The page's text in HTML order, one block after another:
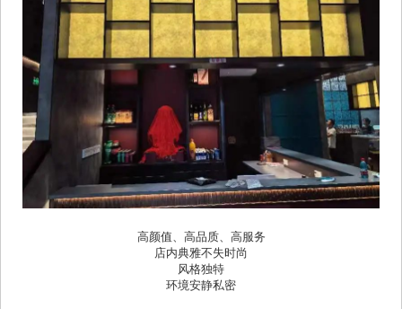
高颜值、高品质、高服务
店内典雅不失时尚
风格独特
环境安静私密